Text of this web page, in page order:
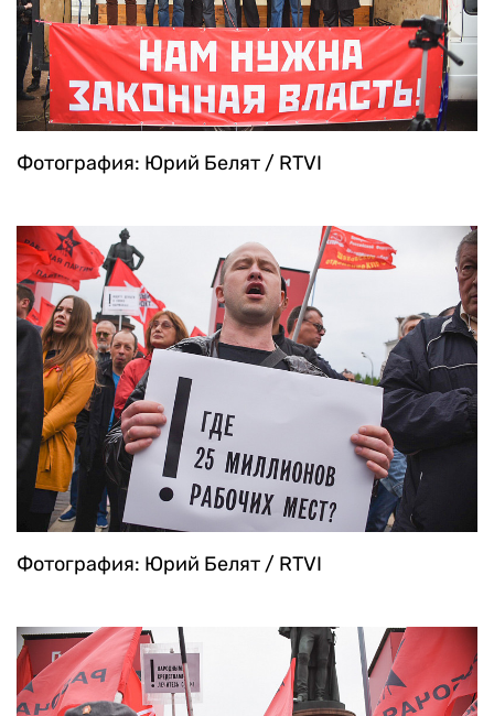
Фотография: Юрий Белят / RTVI
Фотография: Юрий Белят / RTVI